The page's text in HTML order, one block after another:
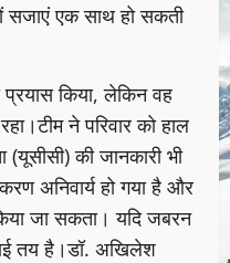
सजाएं एक साथ हो सकती
प्रयास किया, लेकिन वह
ने परिवार को हाल
(यूसीसी) की जानकारी भी
अनिवार्य हो गया है और
जा सकता। यदि जबरन
तय है।डॉ. अखिलेश